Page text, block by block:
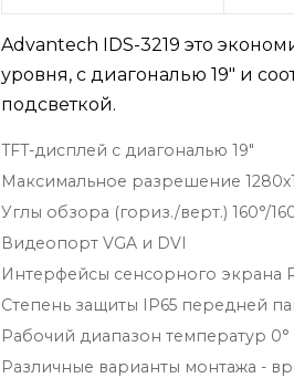
Advantech IDS-3219 это
уровня, с диагональю 19" и
подсветкой.
TFT-дисплей с диагональю 19"
Максимальное разрешение
Углы обзора (гориз./верт.) 160°/
Видеопорт VGA и DVI
Интерфейсы сенсорного экрана
Степень защиты IP65 передней
Рабочий диапазон температур 0°
Различные варианты монтажа -